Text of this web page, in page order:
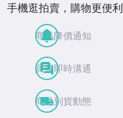
手機逛拍賣，購物更便利
商品降價通知
買賣即時溝通
商品到貨動態